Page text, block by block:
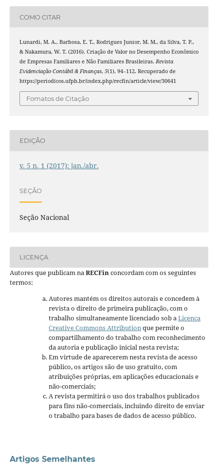
COMO CITAR
Lunardi, M. A., Barbosa, E. T., Rodrigues Junior, M. M., da Silva, T. P.,
& Nakamura, W. T. (2016). Criação de Valor no Desempenho Econômico
de Empresas Familiares e Não Familiares Brasileiras. Revista
Evidenciação Contábil & Finanças, 5(1), 94–112. Recuperado de
https://periodicos.ufpb.br/index.php/recfin/article/view/30641
Fomatos de Citação
EDIÇÃO
v. 5 n. 1 (2017): jan./abr.
SEÇÃO
Seção Nacional
LICENÇA
Autores que publicam naRECFinconcordam com os seguintes
termos:
Autores mantém os direitos autorais e concedem à
revista o direito de primeira publicação, com o
trabalho simultaneamente licenciado sob aLicença
Creative Commons Attributionque permite o
compartilhamento do trabalho com reconhecimento
da autoria e publicação inicial nesta revista;
Em virtude de aparecerem nesta revista de acesso
público, os artigos são de uso gratuito, com
atribuições próprias, em aplicações educacionais e
não-comerciais;
A revista permitirá o uso dos trabalhos publicados
para fins não-comerciais, incluindo direito de enviar
o trabalho para bases de dados de acesso público.
Artigos Semelhantes